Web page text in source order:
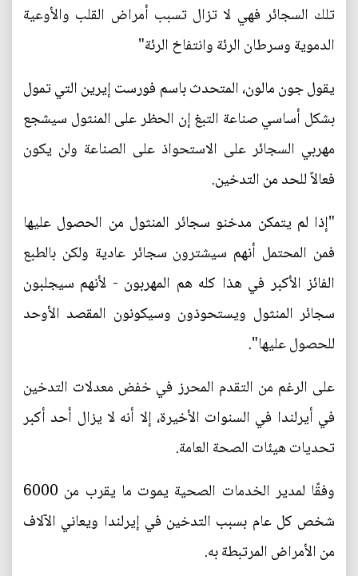
تلك السجائر فهي لا تزال تسبب أمراض القلب والأوعية
الدموية وسرطان الرئة وانتفاخ الرئة"
يقول جون مالون، المتحدث باسم فورست إيرين التي تمول
بشكل أساسي صناعة التبغ إن الحظر على المنثول سيشجع
مهربي السجائر على الاستحواذ على الصناعة ولن يكون
فعالاً للحد من التدخين.
"إذا لم يتمكن مدخنو سجائر المنثول من الحصول عليها
فمن المحتمل أنهم سيشترون سجائر عادية ولكن بالطبع
الفائز الأكبر في هذا كله هم المهربون - لأنهم سيجلبون
سجائر المنثول ويستحوذون وسيكونون المقصد الأوحد
للحصول عليها".
على الرغم من التقدم المحرز في خفض معدلات التدخين
في أيرلندا في السنوات الأخيرة، إلا أنه لا يزال أحد أكبر
تحديات هيئات الصحة العامة.
وفقًا لمدير الخدمات الصحية يموت ما يقرب من 6000
شخص كل عام بسبب التدخين في إيرلندا ويعاني الآلاف
من الأمراض المرتبطة به.